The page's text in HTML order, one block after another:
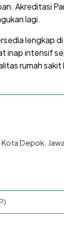
Akreditasi
lagi.
lengkap
inap intensif
rumah
Depok,